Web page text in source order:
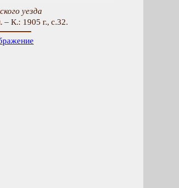
уезда
К.: 1905 г., с.32.